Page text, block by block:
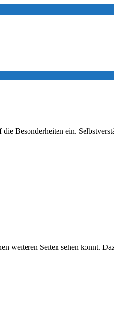
Besonderheiten ein.
weiteren Seiten sehen könnt.